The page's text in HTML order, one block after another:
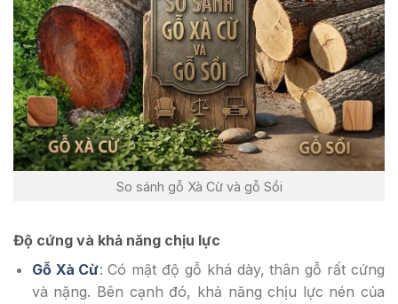
So sánh gỗ Xà Cừ và gỗ Sồi
Độ cứng và khả năng chịu lực
Gỗ Xà Cừ: Có mật độ gỗ khá dày, thân gỗ rất cứng
và nặng. Bên cạnh đó, khả năng chịu lực nén của